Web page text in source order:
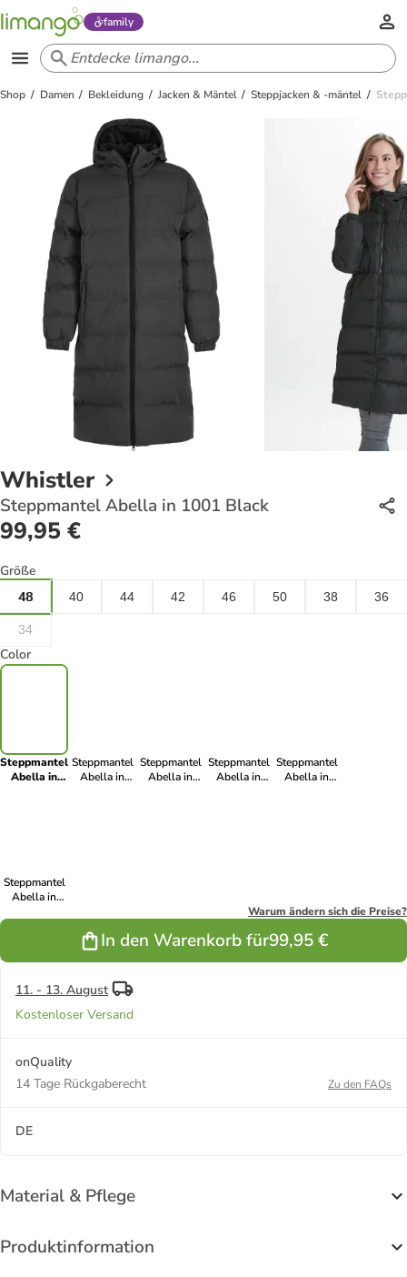
family
Shop Damen Bekleidung Jacken & Mäntel Steppjacken & -mäntel
Whistler
Steppmantel Abella in 1001 Black
99,95 €
Größe
48 40 44 42 46 50 38 36
34
Color
Steppmantel
Abella in
Steppmantel
Abella in
Steppmantel
Abella in
Steppmantel
Abella in
Steppmantel
Abella in
Steppmantel
Abella in
Warum ändern sich die Preise?
In den Warenkorb für99,95 €
11. - 13. August
Kostenloser Versand
onQuality
14 Tage Rückgaberecht
Zu den FAQs
DE
Material & Pflege
Produktinformation